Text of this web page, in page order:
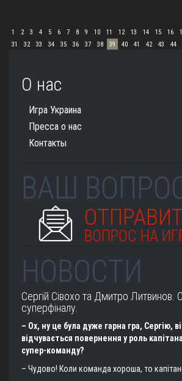
1 2 3 4 5 6 7 8 9 10 11 12 13 14 15 16
31
32 33 34 35 36 37 38 39 40 41 42 43 44
О нас
Игра Украина
Пресса о нас
Контакты
ВАШ
ВОПРОС НА
НОВОСТИ
Сергій Сівохо та Дмитро Литвинов.
суперфіналу.
– Ох, ну це була дуже гарна гра, Сергію,
відчувається повернення у роль
супер-команду?
– Чудово! Коли команда хороша, то